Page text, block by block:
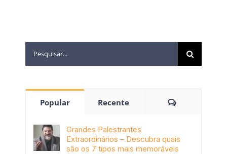
Popular Recente
Grandes Palestrantes
Extraordinários – Descubra quais
são os 7 tipos mais memoráveis